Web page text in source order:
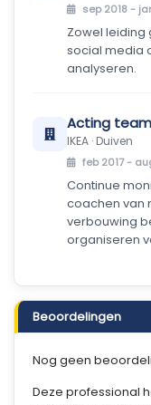
sep 2018 -
Zowel leiding
social media
analyseren.
Acting
IKEA · Duiven
feb 2017 -
Continue
coachen van
verbouwing
organiseren
Beoordelingen
Nog geen
Deze professional